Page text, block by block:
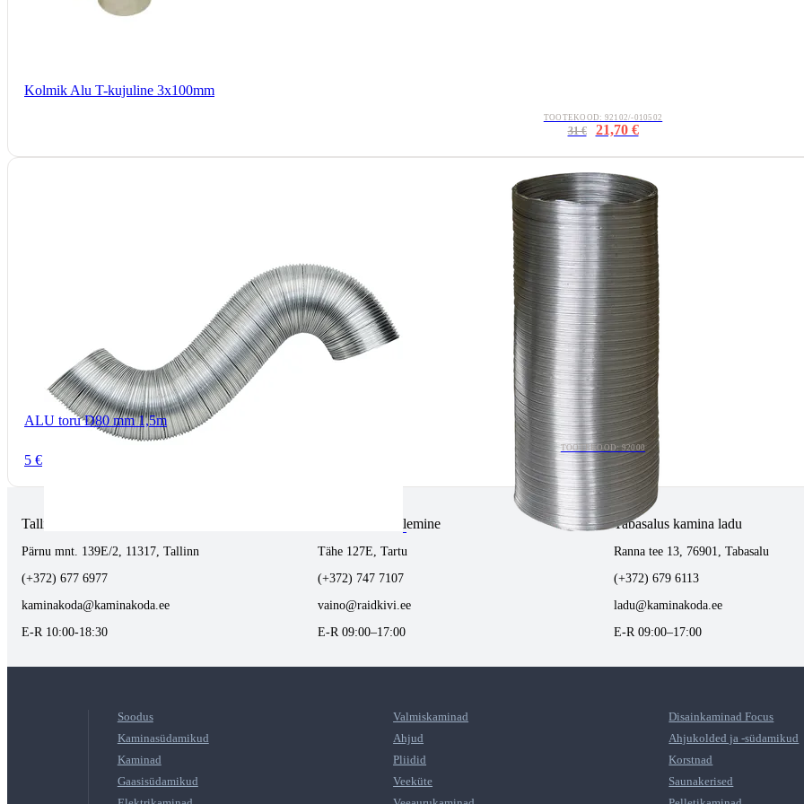
Kolmik Alu T-kujuline 3x100mm
TOOTEKOOD: 92102/-010502
31 € 21,70 €
ALU toru D80 mm 1,5m
TOOTEKOOD: 92000
5 €
Tallinnas kaminasalong
Pärnu mnt. 139E/2, 11317, Tallinn
(+372) 677 6977
kaminakoda@kaminakoda.ee
E-R 10:00-18:30
Tartus kivi töötlemine
Tähe 127E, Tartu
(+372) 747 7107
vaino@raidkivi.ee
E-R 09:00–17:00
Tabasalus kamina ladu
Ranna tee 13, 76901, Tabasalu
(+372) 679 6113
ladu@kaminakoda.ee
E-R 09:00–17:00
Soodus Valmiskaminad
Disainkaminad Focus
Kaminasüdamikud
Ahjud
Ahjukolded ja -südamikud
Kaminad
Pliidid
Korstnad
Gaasisüdamikud
Veeküte
Saunakerised